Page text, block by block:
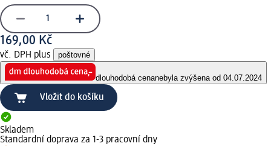
169,00 Kč
vč. DPH plus poštovné
dlouhodobá cenanebyla zvýšena od 04.07.2024
Vložit do košíku
Skladem
Standardní doprava za 1-3 pracovní dny